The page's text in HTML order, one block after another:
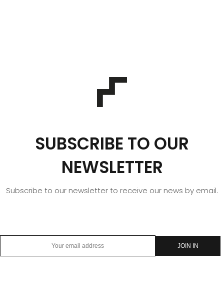
SUBSCRIBE TO OUR
NEWSLETTER
Subscribe to our newsletter to receive our news by email.